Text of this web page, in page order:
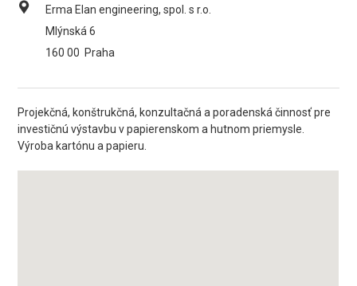
Erma Elan engineering, spol. s r.o.
Mlýnská 6
160 00 Praha
Projekčná, konštrukčná, konzultačná a poradenská činnosť pre
investičnú výstavbu v papierenskom a hutnom priemysle.
Výroba kartónu a papieru.